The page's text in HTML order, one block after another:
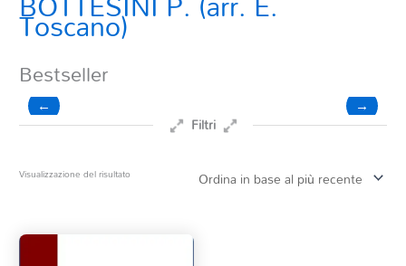
Toscano)
Bestseller
← →
Filtri
Visualizzazione del risultato